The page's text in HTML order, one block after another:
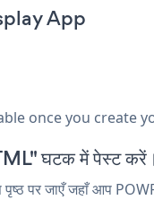
App
once you create
घटक में पेस्ट करें।
पर जाएँ जहाँ आप